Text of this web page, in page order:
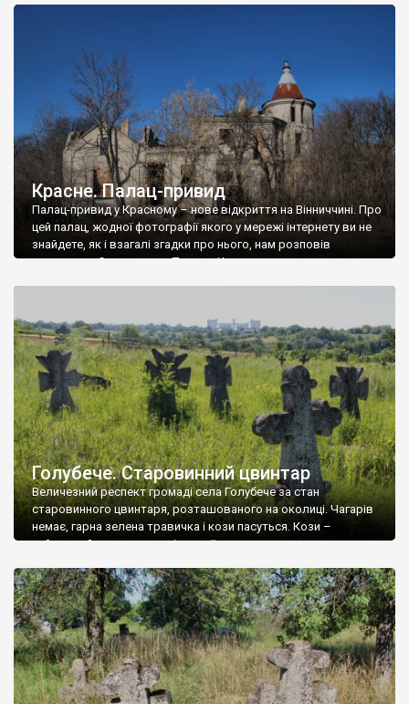
Красне. Палац-привид
Палац-привид у Красному – нове відкриття на Вінниччині. Про
цей палац, жодної фотографії якого у мережі інтернету ви не
знайдете, як і взагалі згадки про нього, нам розповів
мешканець Самгородка. Палац у Красному вразив не лише
Голубече. Старовинний цвинтар
Величезний респект громаді села Голубече за стан
старовинного цвинтаря, розташованого на околиці. Чагарів
немає, гарна зелена травичка і кози пасуться. Кози –
найкращий регулятор шкідливої, для старих кладовищ,
бруньками, кози ті бруньки обгризають, бо то улюблений
делікатес. На цвинтарі у Голубечому ціла колекція
різноманітних форм хрестів. Село відносно невелике, […]